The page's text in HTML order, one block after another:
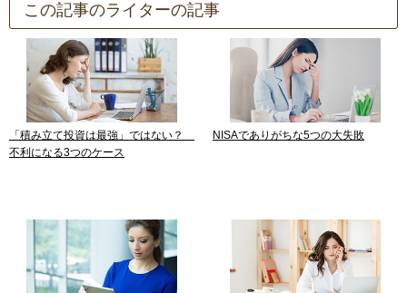
この記事のライターの記事
「積み立て投資は最強」ではない？
不利になる3つのケース
NISAでありがちな5つの大失敗